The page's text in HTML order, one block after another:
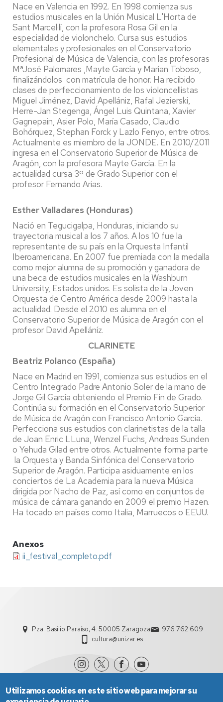
Nace en Valencia en 1992. En 1998 comienza sus
estudios musicales en la Unión Musical L'Horta de
Sant Marcel·lí, con la profesora Rosa Gil en la
especialidad de violonchelo. Cursa sus estudios
elementales y profesionales en el Conservatorio
Profesional de Música de Valencia, con las profesoras
MªJosé Palomares ,Mayte García y Marían Toboso,
finalizándolos con matrícula de honor. Ha recibido
clases de perfeccionamiento de los violoncellistas
Miguel Jiménez, David Apellániz, Rafal Jezierski,
Herre-Jan Stegenga, Ángel Luis Quintana, Xavier
Gagnepain, Asier Polo, María Casado, Claudio
Bohórquez, Stephan Forck y Lazlo Fenyo, entre otros.
Actualmente es miembro de la JONDE. En 2010/2011
ingresa en el Conservatorio Superior de Música de
Aragón, con la profesora Mayte García. En la
actualidad cursa 3º de Grado Superior con el
profesor Fernando Arias.
Esther Valladares (Honduras)
Nació en Tegucigalpa, Honduras, iniciando su
trayectoria musical a los 7 años. A los 10 fue la
representante de su país en la Orquesta Infantil
Iberoamericana. En 2007 fue premiada con la medalla
como mejor alumna de su promoción y ganadora de
una beca de estudios musicales en la Washburn
University, Estados unidos. Es solista de la Joven
Orquesta de Centro América desde 2009 hasta la
actualidad. Desde el 2010 es alumna en el
Conservatorio Superior de Música de Aragón con el
profesor David Apelláníz.
CLARINETE
Beatriz Polanco (España)
Nace en Madrid en 1991, comienza sus estudios en el
Centro Integrado Padre Antonio Soler de la mano de
Jorge Gil García obteniendo el Premio Fin de Grado.
Continúa su formación en el Conservatorio Superior
de Música de Aragón con Francisco Antonio García.
Perfecciona sus estudios con clarinetistas de la talla
de Joan Enric LLuna, Wenzel Fuchs, Andreas Sunden
o Yehuda Gilad entre otros. Actualmente forma parte
la Orquesta y Banda Sinfónica del Conservatorio
Superior de Aragón. Participa asiduamente en los
conciertos de La Academia para la nueva Música
dirigida por Nacho de Paz, así como en conjuntos de
música de cámara ganando en 2009 el premio Hazen.
Ha tocado en países como Italia, Marruecos o EEUU.
Anexos
ii_festival_completo.pdf
Pza. Basilio Paraíso, 4. 50005 Zaragoza
976 762 609
cultura@unizar.es
Utilizamos cookies en este sitio web para mejorar su